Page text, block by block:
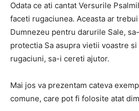
Odata ce ati cantat Versurile
faceti rugaciunea. Aceasta ar
Dumnezeu pentru darurile Sale,
protectia Sa asupra vietii voastre
rugaciuni, sa-i cereti ajutor.
Mai jos va prezentam cateva
comune, care pot fi folosite atat